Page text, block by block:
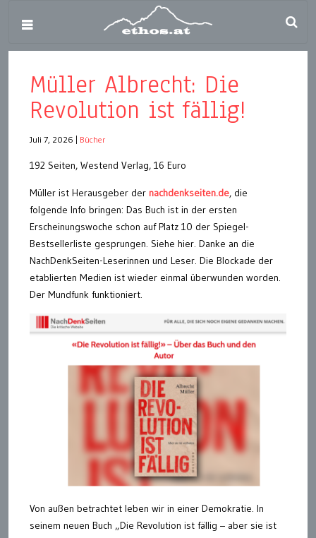
Müller Albrecht: Die
Revolution ist fällig!
Juli 7, 2026 Bücher
192 Seiten, Westend Verlag, 16 Euro
Müller ist Herausgeber der nachdenkseiten.de, die
folgende Info bringen: Das Buch ist in der ersten
Erscheinungswoche schon auf Platz 10 der Spiegel-
Bestsellerliste gesprungen. Siehe hier. Danke an die
NachDenkSeiten-Leserinnen und Leser. Die Blockade der
etablierten Medien ist wieder einmal überwunden worden.
Der Mundfunk funktioniert.
Von außen betrachtet leben wir in einer Demokratie. In
seinem neuen Buch „Die Revolution ist fällig – aber sie ist